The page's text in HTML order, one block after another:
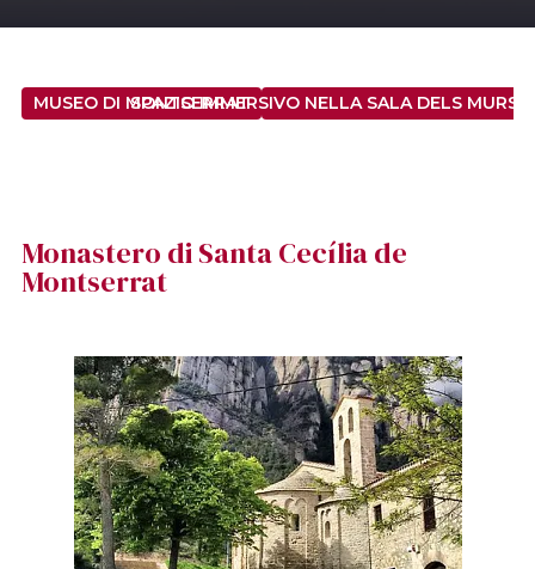
MUSEO DI MONTSERRAT
SPAZIO IMMERSIVO NELLA SALA DELS MURS
Monastero di Santa Cecília de
Montserrat